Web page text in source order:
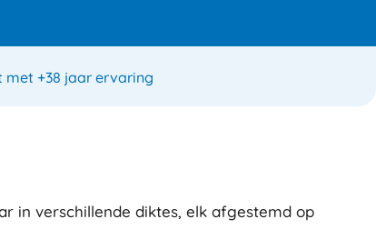
met +38 jaar ervaring
in verschillende diktes, elk afgestemd op